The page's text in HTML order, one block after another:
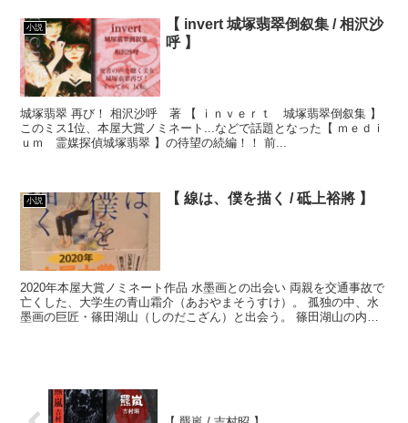
小説
【 invert 城塚翡翠倒叙集 / 相沢沙
呼 】
城塚翡翠 再び！ 相沢沙呼 著 【 ｉｎｖｅｒｔ 城塚翡翠倒叙集 】
このミス1位、本屋大賞ノミネート...などで話題となった【 ｍｅｄｉ
ｕｍ 霊媒探偵城塚翡翠 】の待望の続編！！ 前...
小説 【 線は、僕を描く / 砥上裕將 】
2020年本屋大賞ノミネート作品 水墨画との出会い 両親を交通事故で
亡くした、大学生の青山霜介（あおやまそうすけ）。 孤独の中、水
墨画の巨匠・篠田湖山（しのだこざん）と出会う。 篠田湖山の内弟